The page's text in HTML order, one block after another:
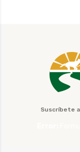
Suscríbete